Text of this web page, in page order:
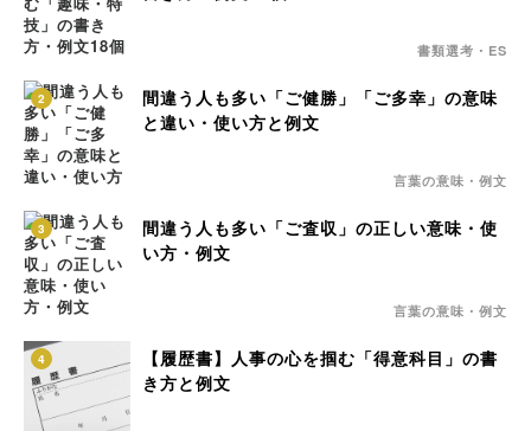
書類選考・ES
2
間違う人も多い「ご健勝」「ご多幸」の意味
と違い・使い方と例文
言葉の意味・例文
3
間違う人も多い「ご査収」の正しい意味・使
い方・例文
言葉の意味・例文
4
【履歴書】人事の心を掴む「得意科目」の書
き方と例文